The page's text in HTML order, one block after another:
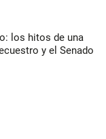
los hitos de una
y el Senado